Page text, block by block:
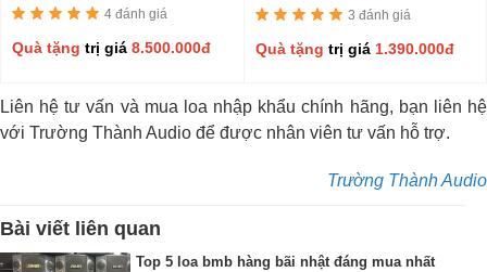
4 đánh giá
Quà tặng trị giá 8.500.000đ
3 đánh giá
Quà tặng trị giá 1.390.000đ
Liên hệ tư vấn và mua loa nhập khẩu chính hãng, bạn liên hệ
với Trường Thành Audio để được nhân viên tư vấn hỗ trợ.
Trường Thành Audio
Bài viết liên quan
Top 5 loa bmb hàng bãi nhật đáng mua nhất